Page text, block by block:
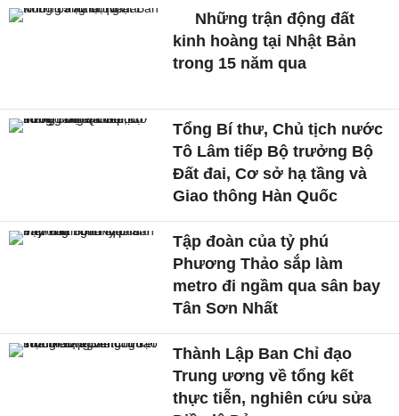
Những trận động đất
kinh hoàng tại Nhật Bản
trong 15 năm qua
Tổng Bí thư, Chủ tịch nước
Tô Lâm tiếp Bộ trưởng Bộ
Đất đai, Cơ sở hạ tầng và
Giao thông Hàn Quốc
Tập đoàn của tỷ phú
Phương Thảo sắp làm
metro đi ngầm qua sân bay
Tân Sơn Nhất
Thành Lập Ban Chỉ đạo
Trung ương về tổng kết
thực tiễn, nghiên cứu sửa